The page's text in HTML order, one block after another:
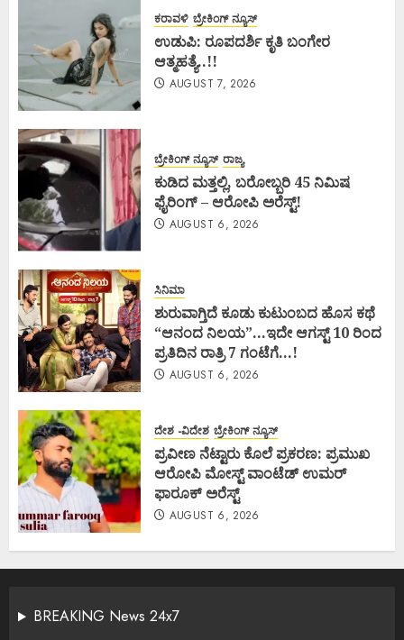
ಕರಾವಳಿ ಬ್ರೇಕಿಂಗ್ ನ್ಯೂಸ್
ಉಡುಪಿ: ರೂಪದರ್ಶಿ ಕೃತಿ ಬಂಗೇರ
ಆತ್ಮಹತ್ಯೆ..!!
AUGUST 7, 2026
ಬ್ರೇಕಿಂಗ್ ನ್ಯೂಸ್ ರಾಜ್ಯ
ಕುಡಿದ ಮತ್ತಲ್ಲಿ, ಬರೋಬ್ಬರಿ 45 ನಿಮಿಷ
ಫೈರಿಂಗ್ – ಆರೋಪಿ ಅರೆಸ್ಟ್!
AUGUST 6, 2026
ಸಿನಿಮಾ
ಶುರುವಾಗ್ತಿದೆ ಕೂಡು ಕುಟುಂಬದ ಹೊಸ ಕಥೆ
“ಆನಂದ ನಿಲಯ”…ಇದೇ ಆಗಸ್ಟ್ 10 ರಿಂದ
ಪ್ರತಿದಿನ ರಾತ್ರಿ 7 ಗಂಟೆಗೆ…!
AUGUST 6, 2026
ದೇಶ -ವಿದೇಶ ಬ್ರೇಕಿಂಗ್ ನ್ಯೂಸ್
ಪ್ರವೀಣ ನೆಟ್ಟಾರು ಕೊಲೆ ಪ್ರಕರಣ: ಪ್ರಮುಖ
ಆರೋಪಿ ಮೋಸ್ಟ್ ವಾಂಟೆಡ್ ಉಮರ್
ಫಾರೂಕ್ ಅರೆಸ್ಟ್
AUGUST 6, 2026
BREAKING News 24x7